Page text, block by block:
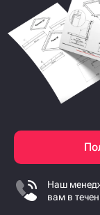
Наш
вам в